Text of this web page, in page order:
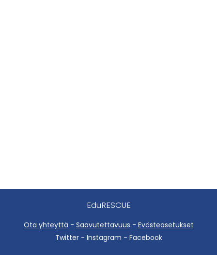
EduRESCUE
Ota yhteyttä - Saavutettavuus - Evästeasetukset
Twitter - Instagram - Facebook